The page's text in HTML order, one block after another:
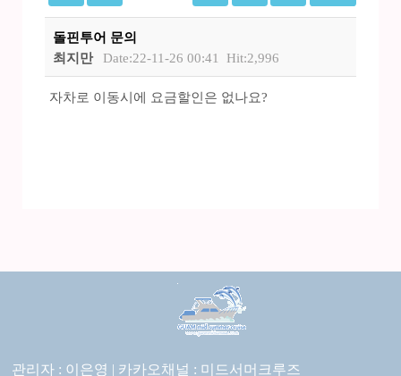
돌핀투어 문의
최지만
Date:22-11-26 00:41 Hit:2,996
자차로 이동시에 요금할인은 없나요?
관리자 : 이은영 | 카카오채널 : 미드서머크루즈